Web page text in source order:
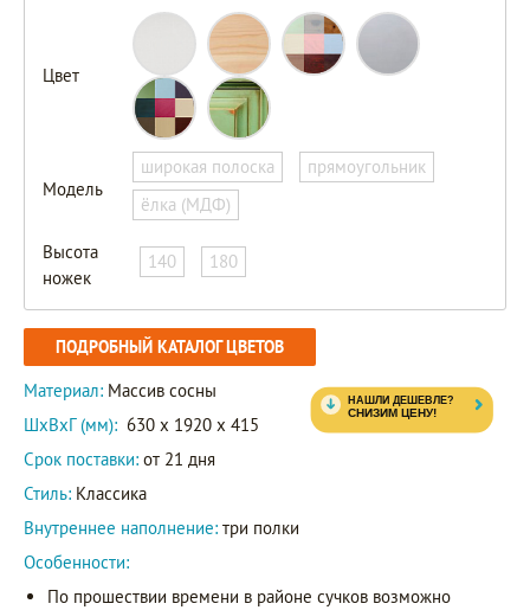
Цвет
Модель
широкая полоска
прямоугольник
ёлка (МДФ)
Высота
ножек
140 180
ПОДРОБНЫЙ КАТАЛОГ ЦВЕТОВ
Материал: Массив сосны
ШxВxГ (мм): 630 x 1920 x 415
Срок поставки: от 21 дня
Стиль: Классика
Внутреннее наполнение: три полки
Особенности:
По прошествии времени в районе сучков возможно